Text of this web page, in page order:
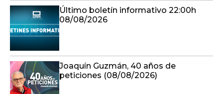
Último boletín informativo 22:00h
08/08/2026
Joaquín Guzmán, 40 años de
peticiones (08/08/2026)